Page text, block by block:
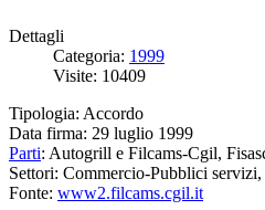
Dettagli
Categoria: 1999
Visite: 10409
Tipologia: Accordo
Data firma: 29 luglio 1999
Parti: Autogrill e Filcams-Cgil,
Settori: Commercio-Pubblici
Fonte: www2.filcams.cgil.it